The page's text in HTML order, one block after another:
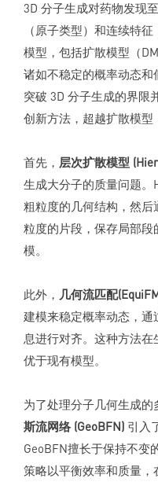
3D 分子生成对药物发现
（原子类型）和连续特
模型，包括扩散模型（
诸如不稳定的概率动态和
突破 3D 分子生成的界限
创新方法，超越扩散模型
首先， 层次扩散模型
生成大分子的质量问题
粗粒度的几何结构，然
粒度的片段，保存局部
模。
此外， 几何流匹配
建模来稳定概率动态，
息进行对齐。这种方法
优于现有模型。
为了处理分子几何生成的
斯流网络 (GeoBFN) 引入
GeoBFN擅长于保持不变
策略以平衡效率和质量